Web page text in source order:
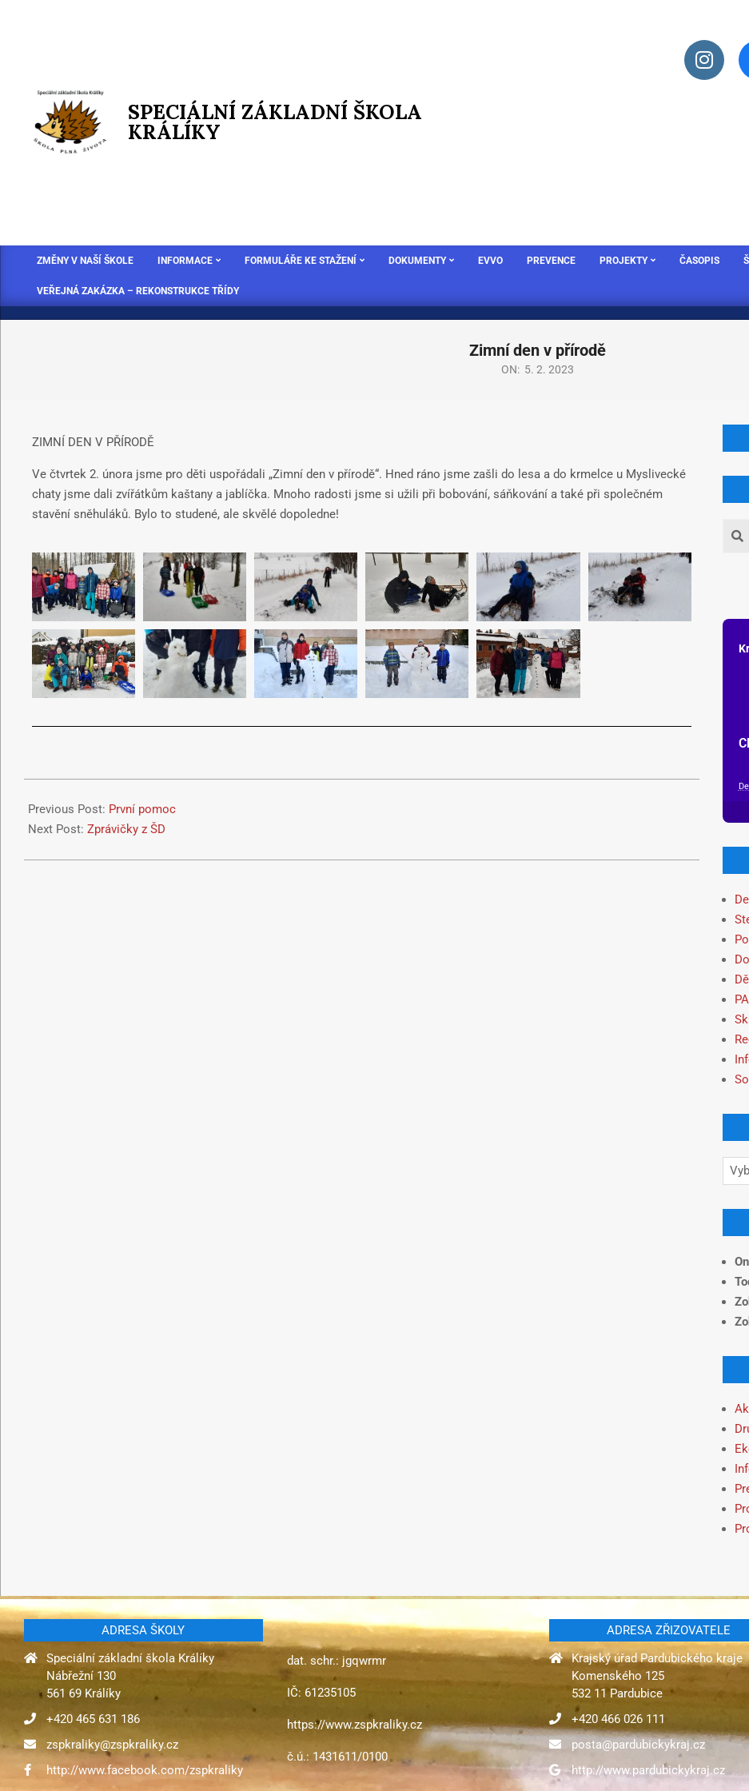
SPECIÁLNÍ ZÁKLADNÍ ŠKOLA
KRÁLÍKY
ZMĚNY V NAŠÍ ŠKOLE INFORMACE FORMULÁŘE KE STAŽENÍ DOKUMENTY EVVO PREVENCE PROJEKTY ČASOPIS
VEŘEJNÁ ZAKÁZKA – REKONSTRUKCE TŘÍDY
Zimní den v přírodě
ON: 5. 2. 2023
ZIMNÍ DEN V PŘÍRODĚ
Ve čtvrtek 2. února jsme pro děti uspořádali „Zimní den v přírodě“. Hned ráno jsme zašli do lesa a do krmelce u Myslivecké
chaty jsme dali zvířátkům kaštany a jablíčka. Mnoho radosti jsme si užili při bobování, sáňkování a také při společném
stavění sněhuláků. Bylo to studené, ale skvělé dopoledne!
Previous Post: První pomoc
Next Post: Zprávičky z ŠD
ADRESA ŠKOLY
Speciální základní škola Králíky
Nábřežní 130
561 69 Králíky
+420 465 631 186
zspkraliky@zspkraliky.cz
http://www.facebook.com/zspkraliky
dat. schr.: jgqwrmr
IČ: 61235105
https://www.zspkraliky.cz
č.ú.: 1431611/0100
ADRESA ZŘIZOVATELE
Krajský úřad Pardubického kraje
Komenského 125
532 11 Pardubice
+420 466 026 111
posta@pardubickykraj.cz
http://www.pardubickykraj.cz